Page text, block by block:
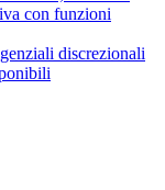
con funzioni
discrezionali